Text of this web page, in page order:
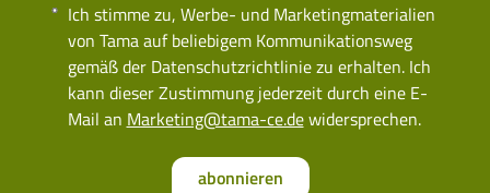
Ich stimme zu, Werbe- und Marketingmaterialien
von Tama auf beliebigem Kommunikationsweg
gemäß der Datenschutzrichtlinie zu erhalten. Ich
kann dieser Zustimmung jederzeit durch eine E-
Mail an Marketing@tama-ce.dewidersprechen.
abonnieren